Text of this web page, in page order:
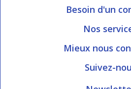
Mon
Besoin d'un
Ouvert du Lundi au
Nos
Informations
Blog
Plan du site
Mieux nous
Qui sommes-
Suivez-